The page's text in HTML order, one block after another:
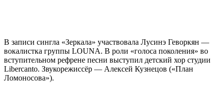
В записи сингла «Зеркала» участвовала Лусинэ Геворкян —
вокалистка группы LOUNA. В роли «голоса поколения» во
вступительном рефрене песни выступил детский хор студии
Libercanto. Звукорежиссёр — Алексей Кузнецов («План
Ломоносова»).